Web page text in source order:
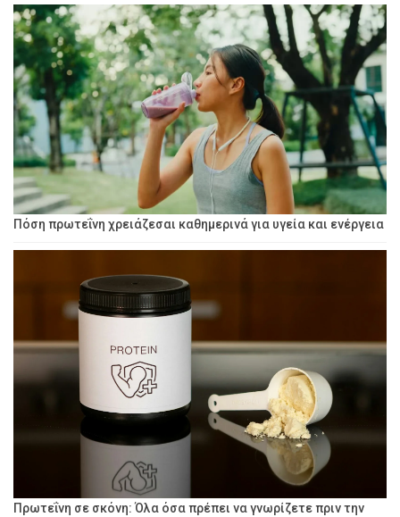
Πόση πρωτεΐνη χρειάζεσαι καθημερινά για υγεία και ενέργεια
Πρωτεΐνη σε σκόνη: Όλα όσα πρέπει να γνωρίζετε πριν την